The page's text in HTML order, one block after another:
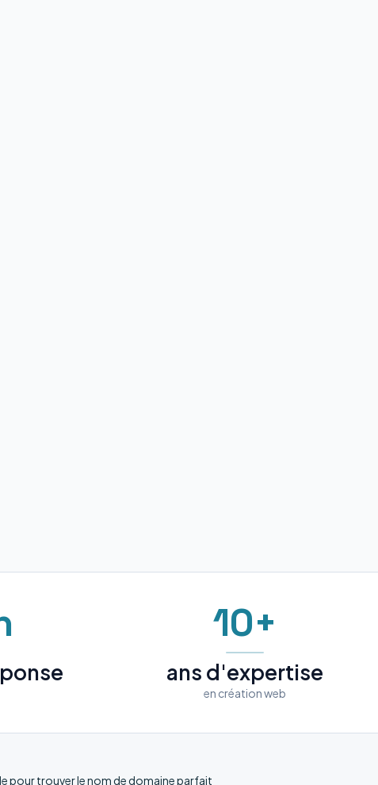
10+
ans d'expertise
en création web
pour trouver le nom de domaine parfait